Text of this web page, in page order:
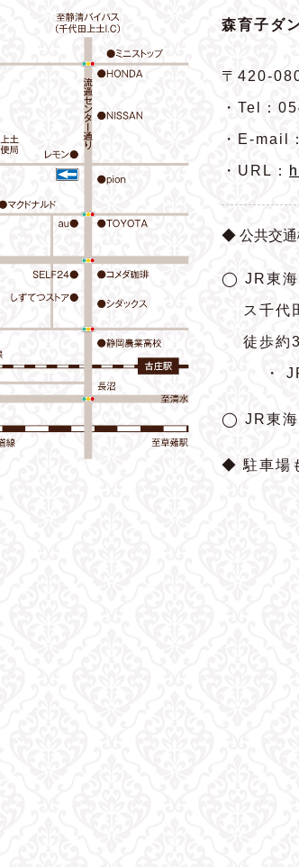
森育子ダ
〒420-
・Tel：
・E-mail：
・URL：
◆ 公共交通
◯ JR東海
ス千代
徒歩約
・
◯ JR東海
◆ 駐車場